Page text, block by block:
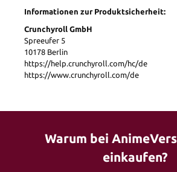
Informationen zur Produktsicherheit:
Crunchyroll GmbH
Spreeufer 5
10178 Berlin
https://help.crunchyroll.com/hc/de
https://www.crunchyroll.com/de
Warum bei
einkaufen?